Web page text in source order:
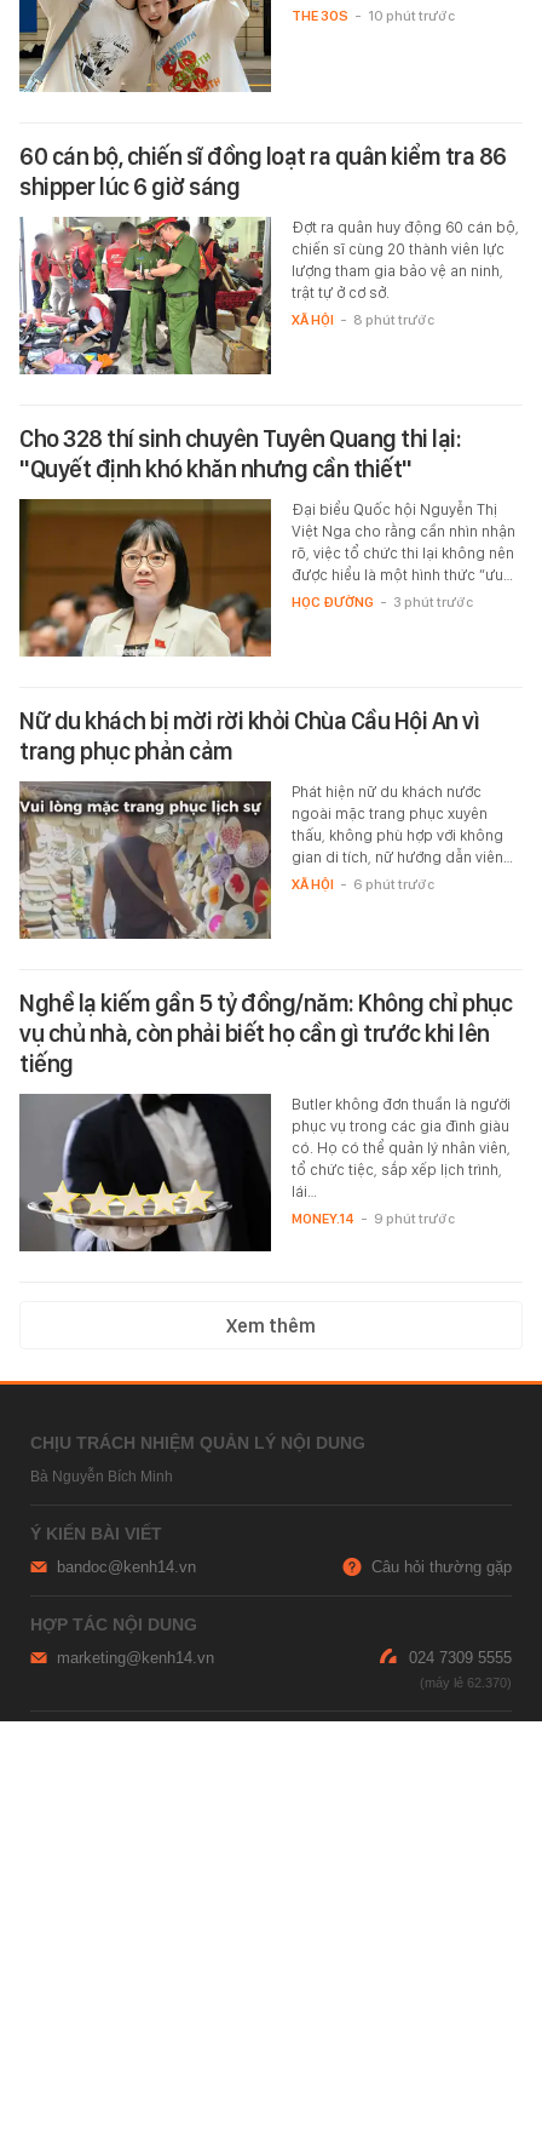
THE 30S - 10 phút trước
60 cán bộ, chiến sĩ đồng loạt ra quân kiểm tra 86
shipper lúc 6 giờ sáng
Đợt ra quân huy động 60 cán bộ,
chiến sĩ cùng 20 thành viên lực
lượng tham gia bảo vệ an ninh,
trật tự ở cơ sở.
XÃ HỘI - 8 phút trước
Cho 328 thí sinh chuyên Tuyên Quang thi lại:
"Quyết định khó khăn nhưng cần thiết"
Đại biểu Quốc hội Nguyễn Thị
Việt Nga cho rằng cần nhìn nhận
rõ, việc tổ chức thi lại không nên
được hiểu là một hình thức “ưu…
HỌC ĐƯỜNG - 3 phút trước
Nữ du khách bị mời rời khỏi Chùa Cầu Hội An vì
trang phục phản cảm
Phát hiện nữ du khách nước
ngoài mặc trang phục xuyên
thấu, không phù hợp với không
gian di tích, nữ hướng dẫn viên…
XÃ HỘI - 6 phút trước
Nghề lạ kiếm gần 5 tỷ đồng/năm: Không chỉ phục
vụ chủ nhà, còn phải biết họ cần gì trước khi lên
tiếng
Butler không đơn thuần là người
phục vụ trong các gia đình giàu
có. Họ có thể quản lý nhân viên,
tổ chức tiệc, sắp xếp lịch trình,
lái…
MONEY.14 - 9 phút trước
Xem thêm
CHỊU TRÁCH NHIỆM QUẢN LÝ NỘI DUNG
Bà Nguyễn Bích Minh
Ý KIẾN BÀI VIẾT
bandoc@kenh14.vn Câu hỏi thường gặp
HỢP TÁC NỘI DUNG
marketing@kenh14.vn 024 7309 5555